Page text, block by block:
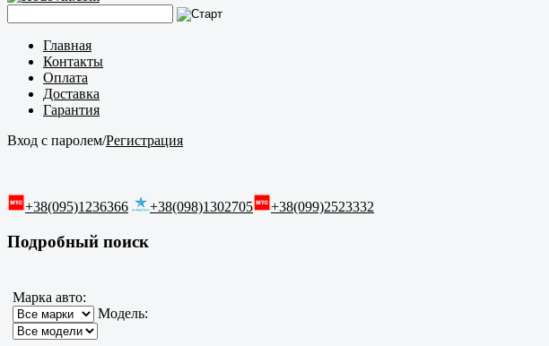
Главная
Контакты
Оплата
Доставка
Гарантия
Вход с паролем/Регистрация
+38(095)1236366 +38(098)1302705 +38(099)2523332
Подробный поиск
Марка авто:
Модель: